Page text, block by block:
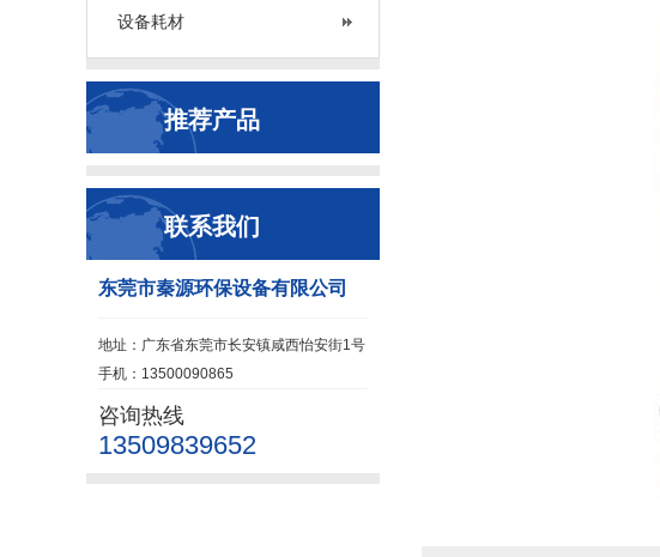
设备耗材
推荐产品
联系我们
东莞市秦源环保设备有限公司
地址：广东省东莞市长安镇咸西怡安街1号
手机：13500090865
咨询热线
13509839652